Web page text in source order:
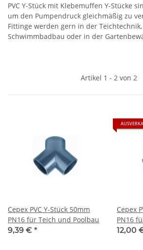
PVC Y-Stück mit Klebemuffen Y-Stücke
um den Pumpendruck gleichmäßig zu
Fittinge werden gern in der
Schwimmbadbau oder in der
Artikel 1 - 2 von 2
Cepex PVC Y-Stück 50mm
PN16 für Teich und Poolbau
9,39 € *
Cepex
PN16
12,00